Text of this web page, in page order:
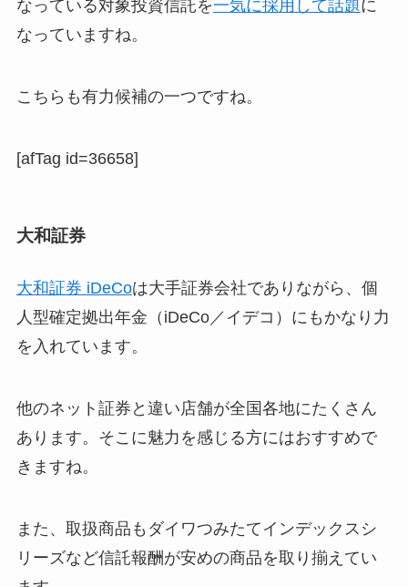
なっている対象投資信託を一気に採用して話題に
なっていますね。
こちらも有力候補の一つですね。
[afTag id=36658]
大和証券
大和証券 iDeCoは大手証券会社でありながら、個
人型確定拠出年金（iDeCo／イデコ）にもかなり力
を入れています。
他のネット証券と違い店舗が全国各地にたくさん
あります。そこに魅力を感じる方にはおすすめで
きますね。
また、取扱商品も ダイワつみたてインデックスシ
リーズなど信託報酬が安めの商品を取り揃えてい